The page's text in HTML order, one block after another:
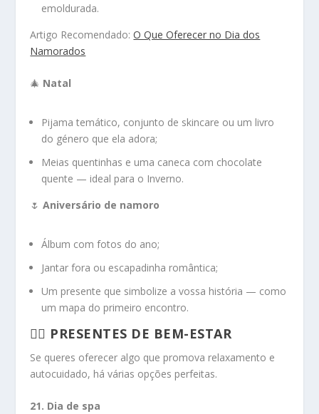
emoldurada.
Artigo Recomendado:O Que Oferecer no Dia dos
Namorados
🎄 Natal
Pijama temático, conjunto de skincare ou um livro
do género que ela adora;
Meias quentinhas e uma caneca com chocolate
quente — ideal para o Inverno.
🌷Aniversário de namoro
Álbum com fotos do ano;
Jantar fora ou escapadinha romântica;
Um presente que simbolize a vossa história — como
um mapa do primeiro encontro.
🧘‍♀️ PRESENTES DE BEM-ESTAR
Se queres oferecer algo que promova relaxamento e
autocuidado, há várias opções perfeitas.
21. Dia de spa